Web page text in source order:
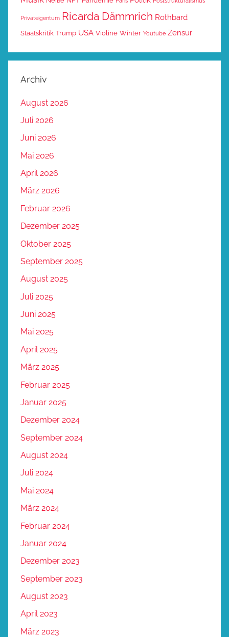
Privateigentum Ricarda Dämmrich Rothbard
Staatskritik Trump USA Violine Winter Youtube Zensur
Archiv
August 2026
Juli 2026
Juni 2026
Mai 2026
April 2026
März 2026
Februar 2026
Dezember 2025
Oktober 2025
September 2025
August 2025
Juli 2025
Juni 2025
Mai 2025
April 2025
März 2025
Februar 2025
Januar 2025
Dezember 2024
September 2024
August 2024
Juli 2024
Mai 2024
März 2024
Februar 2024
Januar 2024
Dezember 2023
September 2023
August 2023
April 2023
März 2023